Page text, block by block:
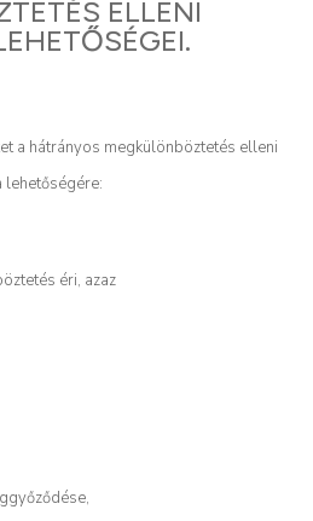
ELLENI
a hátrányos megkülönböztetés elleni
éri, azaz